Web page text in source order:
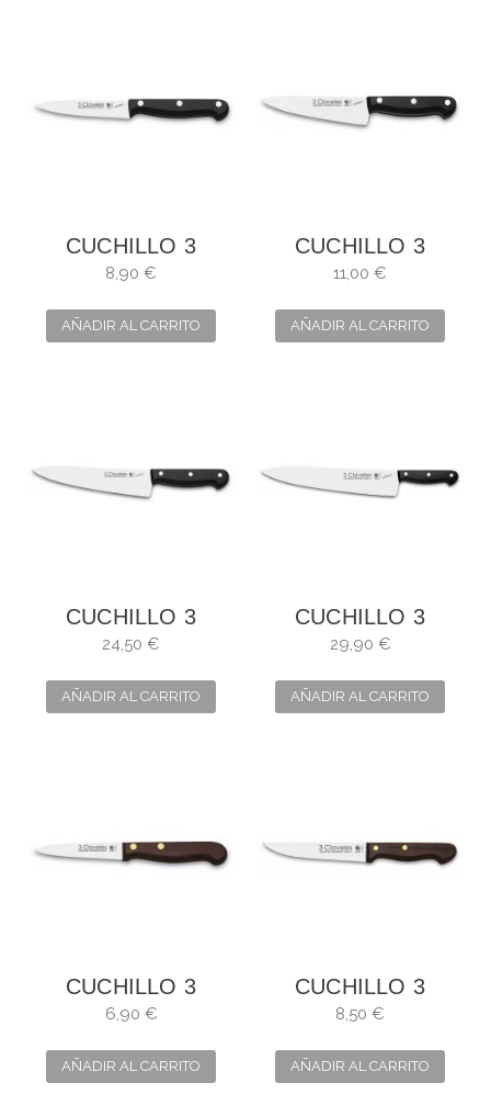
CUCHILLO 3
CLAVELES
UNIBLOCK. HOJA:
8,90 €
AÑADIR AL CARRITO
CUCHILLO 3
CLAVELES
UNIBLOCK. HOJA:
11,00 €
AÑADIR AL CARRITO
CUCHILLO 3
CLAVELES
UNIBLOCK. HOJA:
25 CM
24,50 €
AÑADIR AL CARRITO
CUCHILLO 3
CLAVELES
UNIBLOCK. HOJA:
30 CM
29,90 €
AÑADIR AL CARRITO
CUCHILLO 3
CLAVELES PARA
6,90 €
AÑADIR AL CARRITO
CUCHILLO 3
CLAVELES DE
8,50 €
AÑADIR AL CARRITO